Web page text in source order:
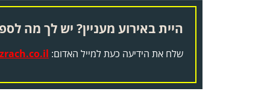
היית באירוע מעניין? יש לך מה
שלח את הידיעה כעת למייל האדום: